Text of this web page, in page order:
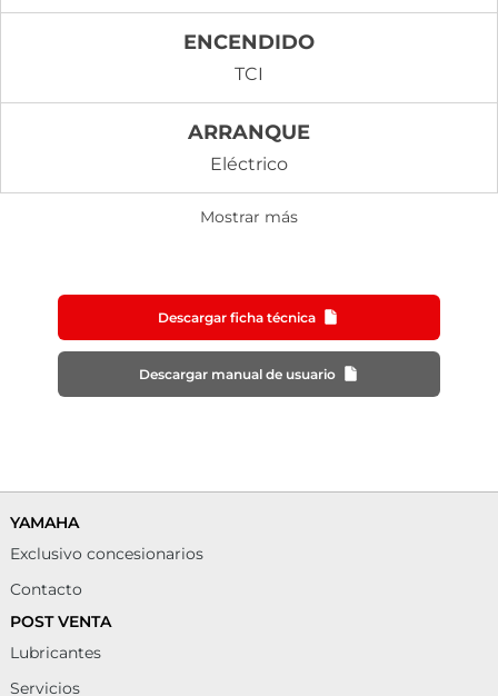
ENCENDIDO
TCI
ARRANQUE
Eléctrico
Mostrar más
Descargar ficha técnica
Descargar manual de usuario
YAMAHA
Exclusivo concesionarios
Contacto
POST VENTA
Lubricantes
Servicios